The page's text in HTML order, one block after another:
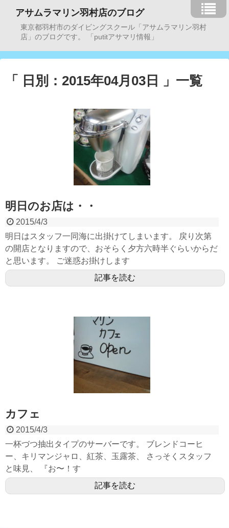
アサムラマリン羽村店のブログ
東京都羽村市のダイビングスクール「アサムラマリン羽村
店」のブログです。 「putitアサマリ情報」
「 日別：2015年04月03日 」一覧
明日のお店は・・
2015/4/3
明日はスタッフ一同海に出掛けてしまいます。 戻り次第
の開店となりますので、おそらく夕方六時半ぐらいからだ
と思います。 ご迷惑お掛けします
記事を読む
カフェ
2015/4/3
一杯づつ抽出タイプのサーバーです。 ブレンドコーヒ
ー、キリマンジャロ、紅茶、玉露茶、 さっそくスタッフ
と味見、 『お〜！す
記事を読む